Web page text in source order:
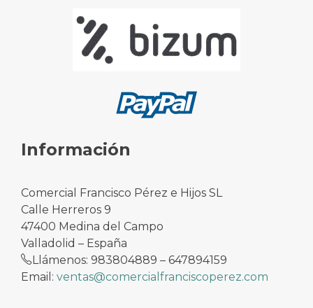
Información
Comercial Francisco Pérez e Hijos SL
Calle Herreros 9
47400 Medina del Campo
Valladolid – España
Llámenos: 983804889 – 647894159
Email: ventas@comercialfranciscoperez.com